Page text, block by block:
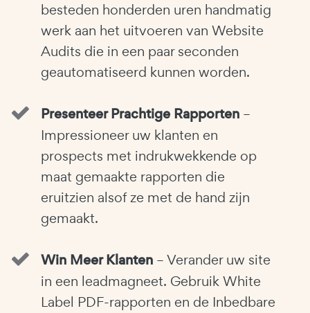
besteden honderden uren handmatig
werk aan het uitvoeren van Website
Audits die in een paar seconden
geautomatiseerd kunnen worden.
Presenteer Prachtige Rapporten –
Impressioneer uw klanten en
prospects met indrukwekkende op
maat gemaakte rapporten die
eruitzien alsof ze met de hand zijn
gemaakt.
Win Meer Klanten – Verander uw site
in een leadmagneet. Gebruik White
Label PDF-rapporten en de Inbedbare